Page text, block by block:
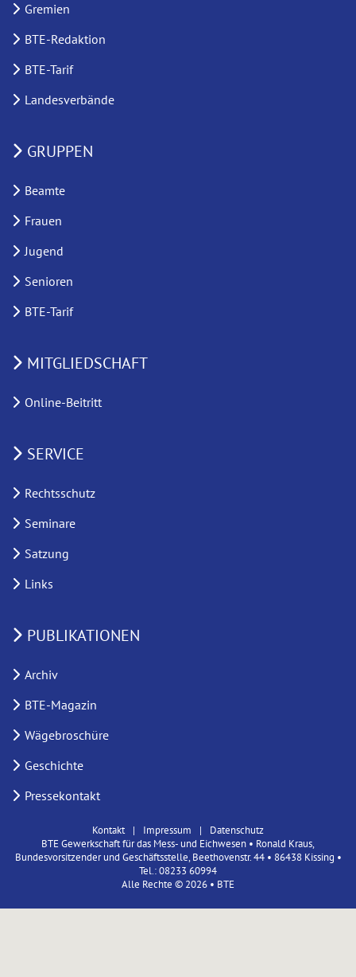
Gremien
BTE-Redaktion
BTE-Tarif
Landesverbände
GRUPPEN
Beamte
Frauen
Jugend
Senioren
BTE-Tarif
MITGLIEDSCHAFT
Online-Beitritt
SERVICE
Rechtsschutz
Seminare
Satzung
Links
PUBLIKATIONEN
Archiv
BTE-Magazin
Wägebroschüre
Geschichte
Pressekontakt
Kontakt Impressum
Datenschutz
BTE Gewerkschaft für das Mess- und Eichwesen • Ronald Kraus,
Bundesvorsitzender und Geschäftsstelle, Beethovenstr. 44 • 86438 Kissing •
Tel.: 08233 60994
Alle Rechte © 2026 • BTE